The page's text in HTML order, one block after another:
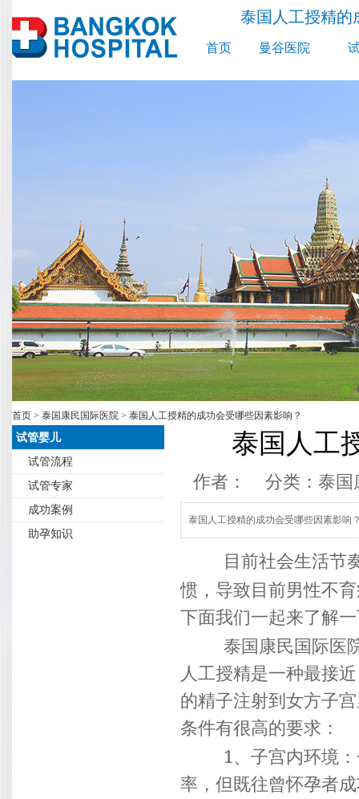
泰国人工授精的
首页 曼谷医院
首页 > 泰国康民国际医院 > 泰国人工授精的成功会受哪些因素影响？
试管婴儿
试管流程
试管专家
成功案例
助孕知识
泰国人工
作者： 分类： 泰国
泰国人工授精的成功会受哪些因素影响
目前社会生活节
惯，导致目前男性不
下面我们一起来了解
泰国康民国际医
人工授精是一种最接
的精子注射到女方子
条件有很高的要求：
1、子宫内环境
率，但既往曾怀孕者